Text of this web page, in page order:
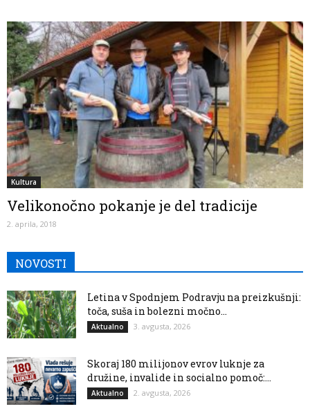
Kultura
Velikonočno pokanje je del tradicije
2. aprila, 2018
NOVOSTI
Letina v Spodnjem Podravju na preizkušnji:
toča, suša in bolezni močno...
Aktualno 3. avgusta, 2026
Skoraj 180 milijonov evrov luknje za
družine, invalide in socialno pomoč:...
Aktualno 2. avgusta, 2026